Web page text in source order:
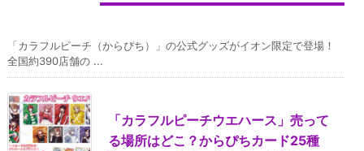
「カラフルピーチ（からぴち）」の公式グッズがイオン限定で登場！
全国約390店舗の ...
「カラフルピーチウエハース」売って
る場所はどこ？からぴちカード25種